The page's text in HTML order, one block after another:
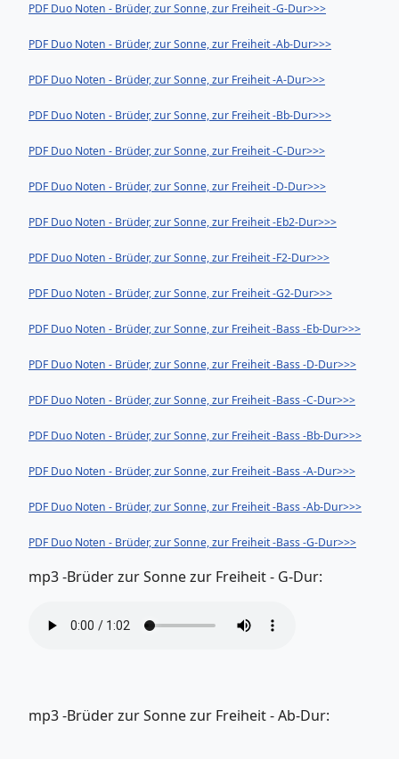
PDF Duo Noten - Brüder, zur Sonne, zur Freiheit -G-Dur>>>
PDF Duo Noten - Brüder, zur Sonne, zur Freiheit -Ab-Dur>>>
PDF Duo Noten - Brüder, zur Sonne, zur Freiheit -A-Dur>>>
PDF Duo Noten - Brüder, zur Sonne, zur Freiheit -Bb-Dur>>>
PDF Duo Noten - Brüder, zur Sonne, zur Freiheit -C-Dur>>>
PDF Duo Noten - Brüder, zur Sonne, zur Freiheit -D-Dur>>>
PDF Duo Noten - Brüder, zur Sonne, zur Freiheit -Eb2-Dur>>>
PDF Duo Noten - Brüder, zur Sonne, zur Freiheit -F2-Dur>>>
PDF Duo Noten - Brüder, zur Sonne, zur Freiheit -G2-Dur>>>
PDF Duo Noten - Brüder, zur Sonne, zur Freiheit -Bass -Eb-Dur>>>
PDF Duo Noten - Brüder, zur Sonne, zur Freiheit -Bass -D-Dur>>>
PDF Duo Noten - Brüder, zur Sonne, zur Freiheit -Bass -C-Dur>>>
PDF Duo Noten - Brüder, zur Sonne, zur Freiheit -Bass -Bb-Dur>>>
PDF Duo Noten - Brüder, zur Sonne, zur Freiheit -Bass -A-Dur>>>
PDF Duo Noten - Brüder, zur Sonne, zur Freiheit -Bass -Ab-Dur>>>
PDF Duo Noten - Brüder, zur Sonne, zur Freiheit -Bass -G-Dur>>>
mp3 -Brüder zur Sonne zur Freiheit - G-Dur:
mp3 -Brüder zur Sonne zur Freiheit - Ab-Dur: